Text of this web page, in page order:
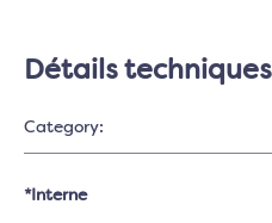
Détails techniques
Category:
*Interne